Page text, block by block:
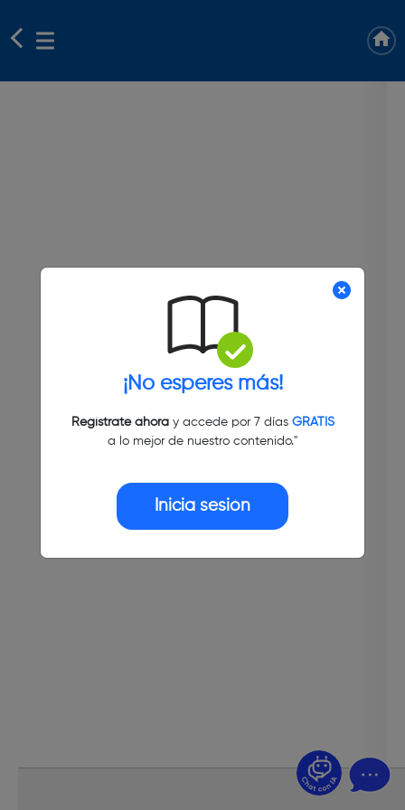
¡No esperes más!
Regístrate ahoray accede por 7 días GRATIS
a lo mejor de nuestro contenido."
Inicia sesión